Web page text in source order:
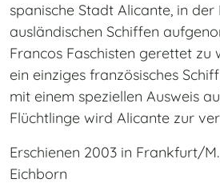
spanische Stadt Alicante, in
ausländischen Schiffen
Francos Faschisten gerettet zu
ein einziges französisches
mit einem speziellen Ausweis
Flüchtlinge wird Alicante zur
Erschienen 2003 in Frankfurt/
Eichborn